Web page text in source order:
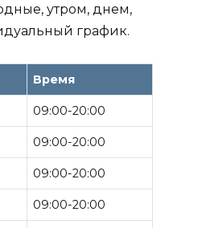
утром, днем,
график.
Время
09:00-20:00
09:00-20:00
09:00-20:00
09:00-20:00